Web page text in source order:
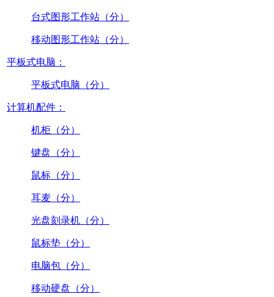
台式图形工作站（分）
移动图形工作站（分）
平板式电脑：
平板式电脑（分）
计算机配件：
机柜（分）
键盘（分）
鼠标（分）
耳麦（分）
光盘刻录机（分）
鼠标垫（分）
电脑包（分）
移动硬盘（分）